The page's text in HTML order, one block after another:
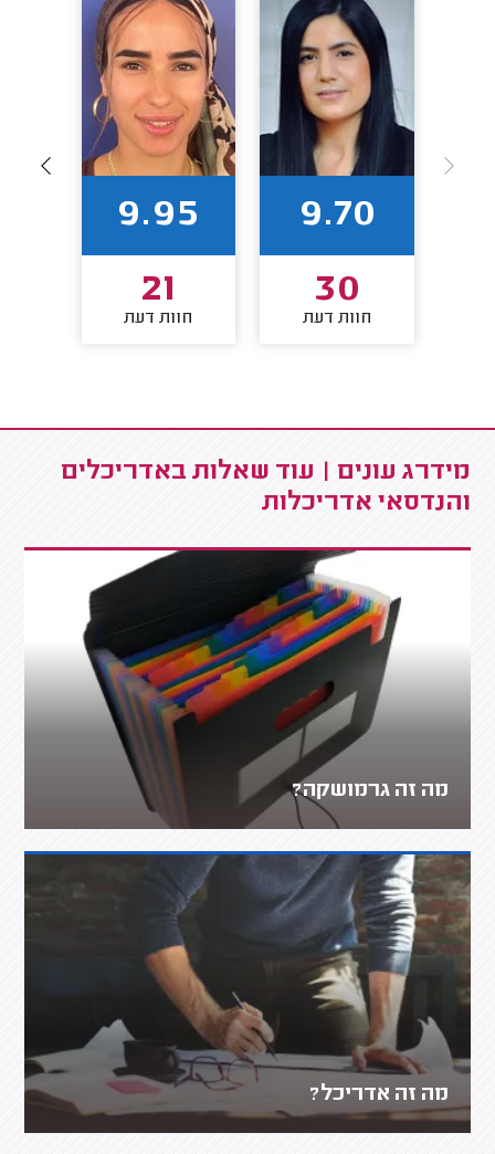
9.70
30
חוות דעת
9.95
21
חוות דעת
מידרג עונים | עוד שאלות באדריכלים
והנדסאי אדריכלות
מה זה גרמושקה?
מה זה אדריכל?